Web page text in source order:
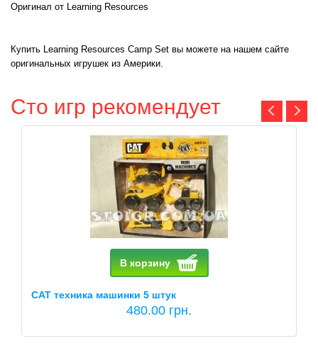
Оригинал от Learning Resources
Купить Learning Resources Camp Set вы можете на нашем сайте
оригинальных игрушек из Америки.
Сто игр рекомендует
В корзину
CAT техника машинки 5 штук
480.00 грн.